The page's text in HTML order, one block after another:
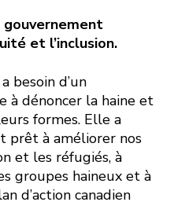
et l’inclusion.
besoin d’un
à dénoncer la haine et
formes. Elle a
prêt à améliorer nos
et les réfugiés, à
groupes haineux et à
d’action canadien